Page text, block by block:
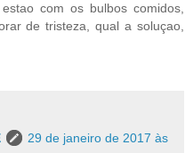
com os bulbos comidos,
de tristeza, qual a soluçao,
29 de janeiro de 2017 às